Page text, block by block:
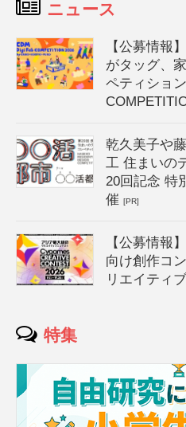
ニュース
【公募情報
がタッグ、
ペティショ
乾久美子や
工 住まいの
20回記念 特
催[PR]
【公募情報
向け創作コ
リエイティ
特集